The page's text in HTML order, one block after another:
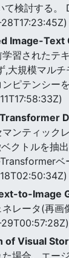
検討する
Image-Text
習されたテ
大規模マル
ピテンシー
ンティック
クトルを抽
ベ
to-Image
レータ(再
of Visual